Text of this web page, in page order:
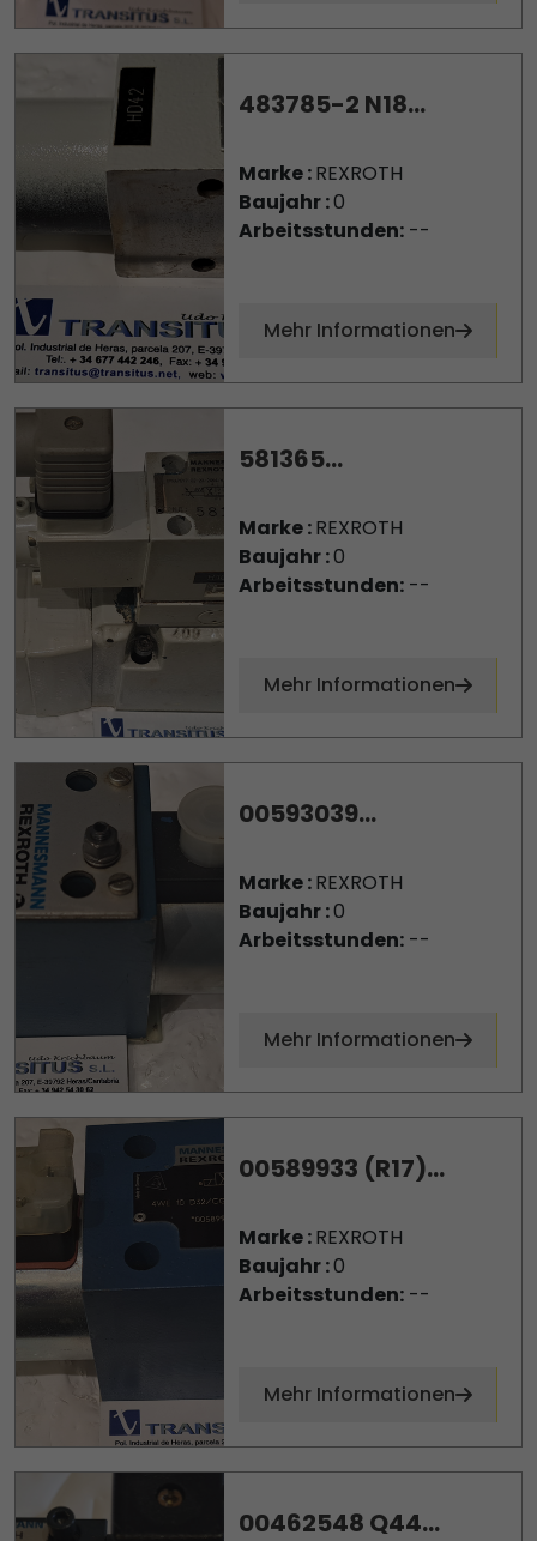
483785-2 N18...
Marke :REXROTH
Baujahr :0
Arbeitsstunden:--
Mehr Informationen
581365...
Marke :REXROTH
Baujahr :0
Arbeitsstunden:--
Mehr Informationen
00593039...
Marke :REXROTH
Baujahr :0
Arbeitsstunden:--
Mehr Informationen
00589933 (R17)...
Marke :REXROTH
Baujahr :0
Arbeitsstunden:--
Mehr Informationen
00462548 Q44...